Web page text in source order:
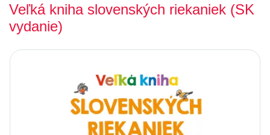
Veľká kniha slovenských riekaniek (SK
vydanie)